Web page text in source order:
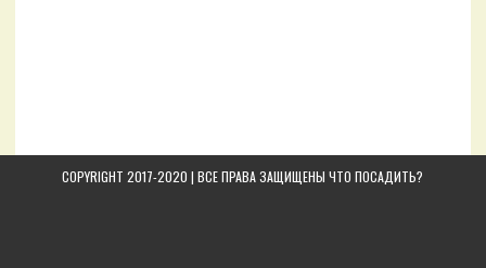
COPYRIGHT 2017-2020 | ВСЕ ПРАВА ЗАЩИЩЕНЫЧТО ПОСАДИТЬ?